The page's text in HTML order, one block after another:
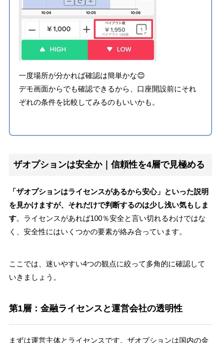
一度場所が分かれば確認は簡単かな😊
デモ画面からでも確認できるから、口座開設前にそれ
ぞれの条件を比較してみるのもいいかも。
ザオプションは安全か｜信頼性を4層で見極める
「ザオプションはライセンスがあるから安心」といった説明
を見かけますが、それだけで判断するのは少し浅い気もしま
す。ライセンスがあれば100％安全と言い切れるわけではな
く、安全性にはいくつかの要素が絡み合っています。
ここでは、迷いやすい4つの観点に絞って多角的に確認して
いきましょう。
第1層：金融ライセンスと運営会社の透明性
まずは運営主体とライセンスです。ザオプションは国内の金